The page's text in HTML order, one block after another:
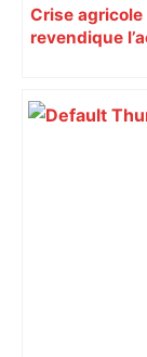
Crise agricole
revendique